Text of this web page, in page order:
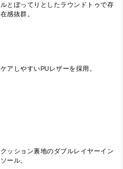
ルとぼってりとしたラウンドトゥで存
在感抜群。
ケアしやすいPUレザーを採用。
クッション裏地のダブルレイヤーイン
ソール。